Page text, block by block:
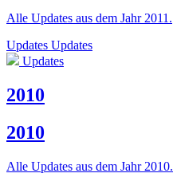
Alle Updates aus dem Jahr 2011.
Updates Updates
Updates
2010
2010
Alle Updates aus dem Jahr 2010.